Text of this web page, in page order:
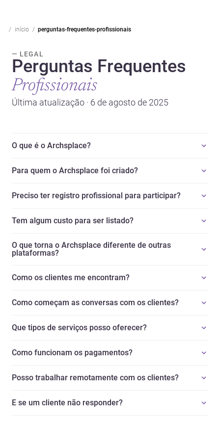
início perguntas-frequentes-profissionais
— LEGAL
Perguntas Frequentes
Profissionais
Última atualização · 6 de agosto de 2025
O que é o Archsplace?
Para quem o Archsplace foi criado?
Preciso ter registro profissional para participar?
Tem algum custo para ser listado?
O que torna o Archsplace diferente de outras
plataformas?
Como os clientes me encontram?
Como começam as conversas com os clientes?
Que tipos de serviços posso oferecer?
Como funcionam os pagamentos?
Posso trabalhar remotamente com os clientes?
E se um cliente não responder?